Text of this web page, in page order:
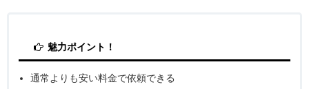
魅力ポイント！
通常よりも安い料金で依頼できる